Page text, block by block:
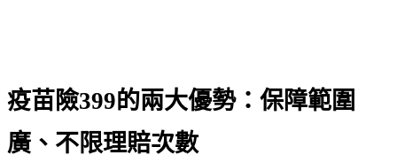
疫苗險399的兩大優勢：保障範圍
廣、不限理賠次數